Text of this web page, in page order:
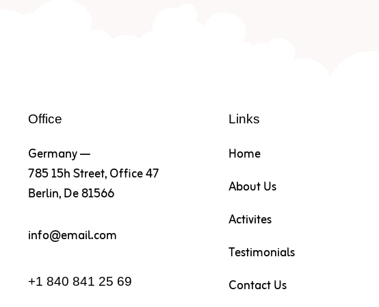
Office
Germany —
785 15h Street, Office 47
Berlin, De 81566
info@email.com
+1 840 841 25 69
Links
Home
About Us
Activites
Testimonials
Contact Us